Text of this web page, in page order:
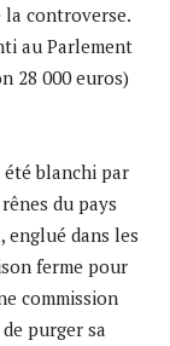
la controverse.
au Parlement
28 000 euros)
été blanchi par
du pays
englué dans les
ferme pour
commission
purger sa